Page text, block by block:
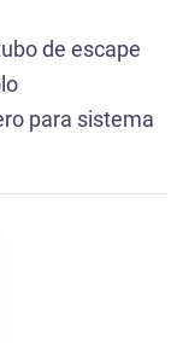
de escape
para sistema